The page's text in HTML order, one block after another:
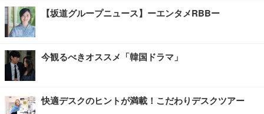
【坂道グループニュース】ーエンタメRBBー
今観るべきオススメ「韓国ドラマ」
快適デスクのヒントが満載！こだわりデスクツアー